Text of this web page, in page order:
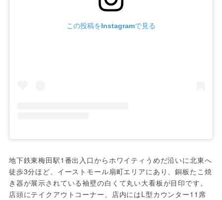
この投稿をInstagramで見る
地下鉄東梅田駅1番出入口からホワイティうめだ沿いに北東へ
徒歩3分ほど、イーストモール扇町エリアにあり、銅板たこ焼
き器が展示されている袖壁の白くて丸い大看板が目印です。
店頭にテイクアウトコーナー、店内にはL型カウンター11席